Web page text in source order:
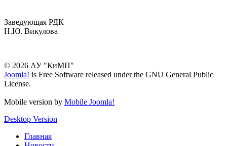
Заведующая РДК
Н.Ю. Викулова
© 2026 АУ "КиМП"
Joomla! is Free Software released under the GNU General Public
License.
Mobile version by Mobile Joomla!
Desktop Version
Главная